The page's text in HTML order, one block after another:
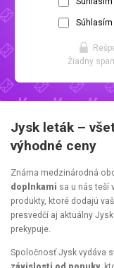
Žiadny
Jysk leták –
výhodné ceny
Známa medzinárodná
doplnkami sa u nás teší
produkty, ktoré dodajú
presvedčí aj aktuálny
prekypuje.
Spoločnosť Jysk vydáva